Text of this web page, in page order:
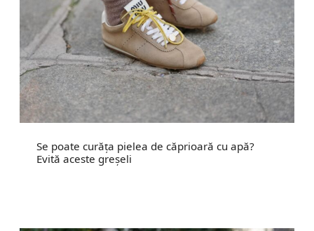
Se poate curăța pielea de căprioară cu apă?
Evită aceste greșeli